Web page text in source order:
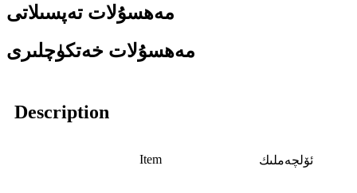
مەھسۇلات تەپسىلاتى
مەھسۇلات خەتكۈچلىرى
Description
Item ئۆلچەملىك